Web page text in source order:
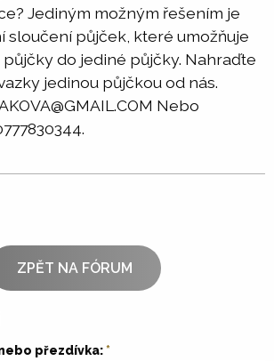
Jediným možným řešením je
sloučení půjček, které umožňuje
do jediné půjčky. Nahraďte
jedinou půjčkou od nás.
Nebo
ZPĚT NA FÓRUM
přezdívka: